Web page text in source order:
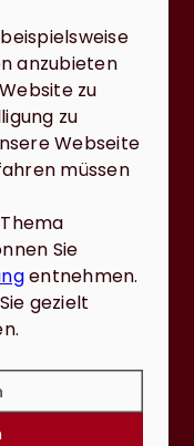
Kapitalanleger –
2026
Der größte
Timing“,
Starten Sie
Wie ist
hoch ist der
beeinflussen
Ergänzen
anzubieten
zu
zu
Webseite
müssen
Sie
entnehmen.
gezielt